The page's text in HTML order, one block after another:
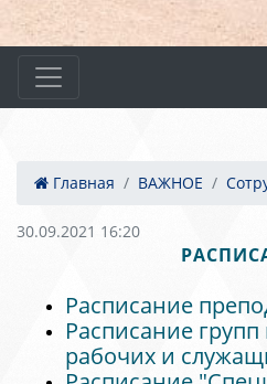
Главная ВАЖНОЕ
30.09.2021 16:20
Расписание
Расписание
рабочих и